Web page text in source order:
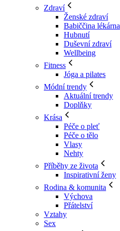
Zdraví
Ženské zdraví
Babiččina lékárna
Hubnutí
Duševní zdraví
Wellbeing
Fitness
Jóga a pilates
Módní trendy
Aktuální trendy
Doplňky
Krása
Péče o pleť
Péče o tělo
Vlasy
Nehty
Příběhy ze života
Inspirativní ženy
Rodina & komunita
Výchova
Přátelství
Vztahy
Sex